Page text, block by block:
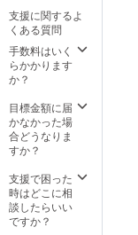
movie
として3
日分、
３本贈
らさせ
だきま
す。
SPEAの
youtub
載予定
です。
お名前
を備考
贈るリ
ターン
となり
ます。
ご購入
ただい
た方を
来年鳥
取県に
せてい
ただき
ます。
提携し
タッフ
とのカ
ウンセ
リン
グ ※
いるグ
ループ
チャッ
トで
ディン
グ・ラ
イティ
ング学
支援に関するよ
くある質問
手数料はいく
らかかります
か？
目標金額に届
かなかった場
合どうなりま
すか？
支援で困った
時はどこに相
談したらいい
ですか？